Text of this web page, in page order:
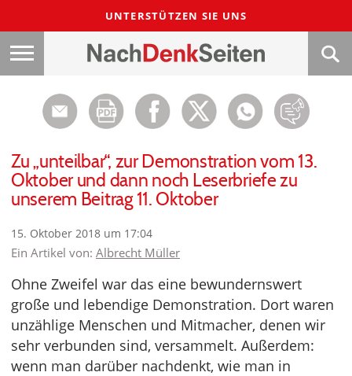
UNTERSTÜTZEN SIE UNS
Zu „unteilbar“, zur Demonstration vom 13.
Oktober und dann noch Leserbriefe zu
unserem Beitrag 11. Oktober
15. Oktober 2018 um 17:04
Ein Artikel von: Albrecht Müller
Ohne Zweifel war das eine bewundernswert
große und lebendige Demonstration. Dort waren
unzählige Menschen und Mitmacher, denen wir
sehr verbunden sind, versammelt. Außerdem:
wenn man darüber nachdenkt, wie man in